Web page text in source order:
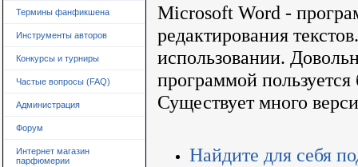
Термины фанфикшена
Инструменты авторов
Конкурсы и турниры
Частые вопросы (FAQ)
Администрация
Форум
Интернет магазин
парфюмерии
Microsoft Word -
редактирования
использовании.
программой
Существует много
Найдите для себя